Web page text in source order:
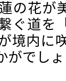
の花が
ぐ道を
境内に
がでし